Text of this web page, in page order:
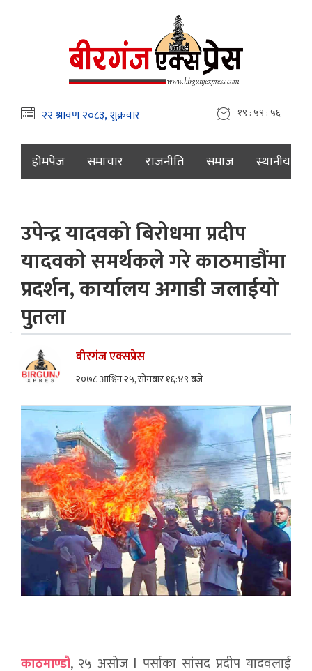
१९ : ५९ : ५७
होमपेज समाचार राजनीति समाज स्थानीय
उपेन्द्र यादवको बिरोधमा प्रदीप
यादवको समर्थकले गरे काठमाडौंमा
प्रदर्शन, कार्यालय अगाडी जलाईयो
पुतला
बीरगंज एक्सप्रेस
२०७८ आश्विन २५, सोमबार १६:४९ बजे
काठमाण्डौ, २५ असोज l पर्साका सांसद प्रदीप यादवलाई